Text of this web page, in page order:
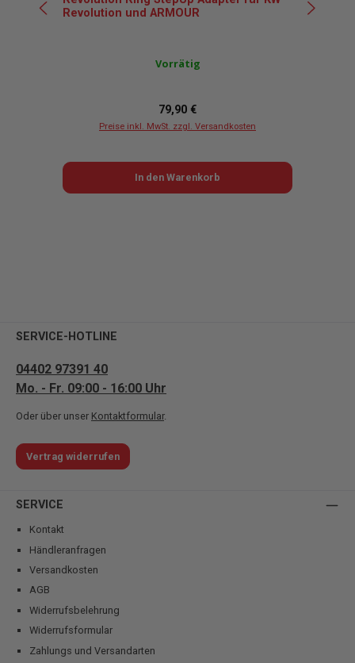
Revolution und ARMOUR
Vorrätig
Regulärer Preis:
79,90 €
Preise inkl. MwSt. zzgl. Versandkosten
In den Warenkorb
SERVICE-HOTLINE
04402 97391 40
Mo. - Fr. 09:00 - 16:00 Uhr
Oder über unser Kontaktformular.
Vertrag widerrufen
SERVICE
Kontakt
Händleranfragen
Versandkosten
AGB
Widerrufsbelehrung
Widerrufsformular
Zahlungs und Versandarten